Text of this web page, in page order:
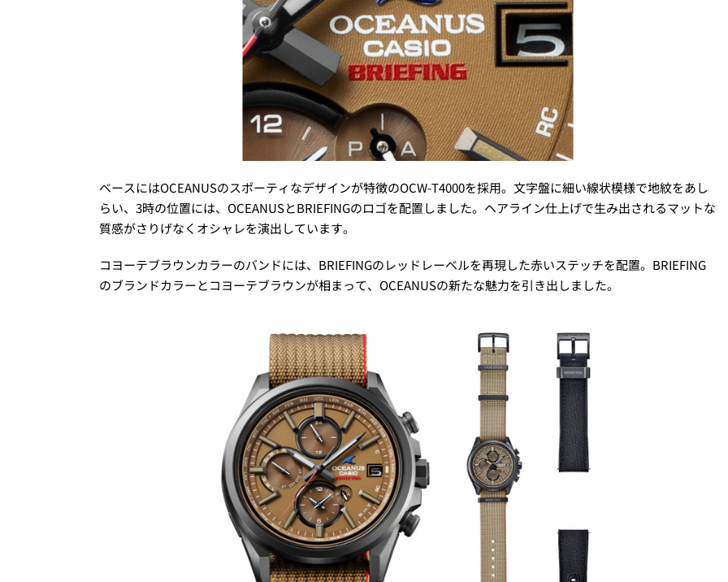
ベースにはOCEANUSのスポーティなデザインが特徴のOCW-T4000を採用。文字盤に細い線状模様で地紋をあし
らい、3時の位置には、OCEANUSとBRIEFINGのロゴを配置しました。ヘアライン仕上げで生み出されるマットな
質感がさりげなくオシャレを演出しています。
コヨーテブラウンカラーのバンドには、BRIEFINGのレッドレーベルを再現した赤いステッチを配置。BRIEFING
のブランドカラーとコヨーテブラウンが相まって、OCEANUSの新たな魅力を引き出しました。